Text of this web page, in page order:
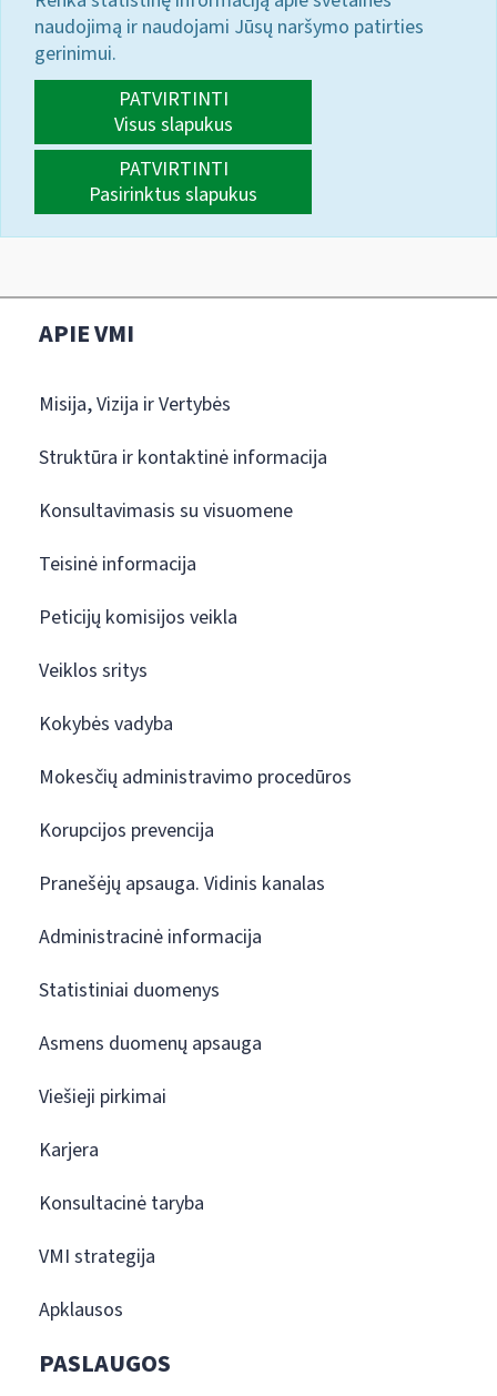
naudojimą ir naudojami Jūsų naršymo patirties
gerinimui.
PATVIRTINTI
Visus slapukus
PATVIRTINTI
Pasirinktus slapukus
APIE VMI
Misija, Vizija ir Vertybės
Struktūra ir kontaktinė informacija
Konsultavimasis su visuomene
Teisinė informacija
Peticijų komisijos veikla
Veiklos sritys
Kokybės vadyba
Mokesčių administravimo procedūros
Korupcijos prevencija
Pranešėjų apsauga. Vidinis kanalas
Administracinė informacija
Statistiniai duomenys
Asmens duomenų apsauga
Viešieji pirkimai
Karjera
Konsultacinė taryba
VMI strategija
Apklausos
PASLAUGOS